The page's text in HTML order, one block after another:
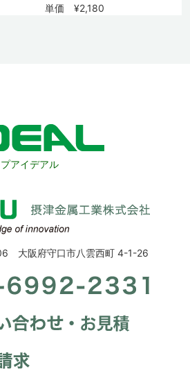
単価 ¥2,180
アイデアル
大阪府守口市八雲西町 4-1-26